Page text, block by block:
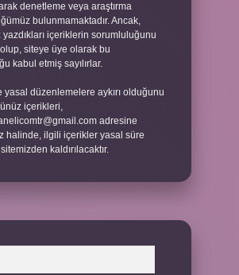
denetleme veya araştırma
bulunmamaktadır. Ancak,
içeriklerin sorumluluğunu
siteye üye olarak bu
kabul etmiş sayılırlar.
yasal düzenlemelere aykırı olduğunu
içerikleri,
adresine
halinde, ilgili içerikler yasal süre
kaldırılacaktır.